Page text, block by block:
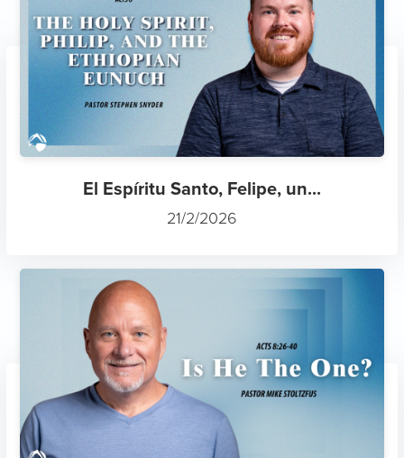
El Espíritu Santo, Felipe, un...
21/2/2026